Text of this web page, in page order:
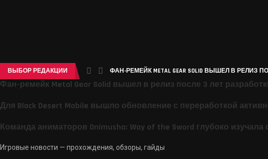
ВЫБОР РЕДАКЦИИ ФАН-РЕМЕЙК METAL GEAR SOLID ВЫШЕЛ В РЕЛИЗ
Фан-ремейк Metal Gear Solid вышел в релиз после 3 лет
Для Black Desert Mobile вышло обновление с переработкой
Команда аниматоров Onimusha: Way of the Sword глубоко
Игровые новости — прохождения, обзоры, гайды